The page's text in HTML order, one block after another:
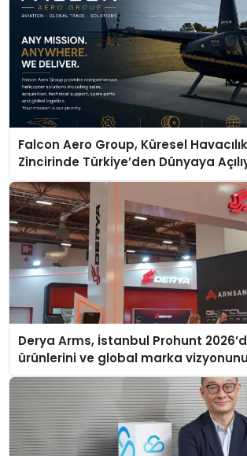
Falcon Aero Group, Küresel
Zincirinde Türkiye’den Dünyaya
Derya Arms, İstanbul Prohunt
ürünlerini ve global marka